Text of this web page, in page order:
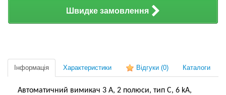
Швидке замовлення
Інформація Характеристики Відгуки (0) Каталоги
Автоматичний вимикач 3 А, 2 полюси, тип C, 6 kA,